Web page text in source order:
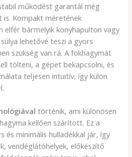
működést garantál még
is. Kompakt méretének
elfér bármelyik konyhapulton vagy
lehetővé teszi a gyors
szükség van rá. A fokhagymát
tölteni, a gépet bekapcsolni, és
teljesen intuitív, így külön
történik, ami különösen
kellően szárított. Ez a
és minimális hulladékkal jár, így
vendéglátóhelyek, előkészítő